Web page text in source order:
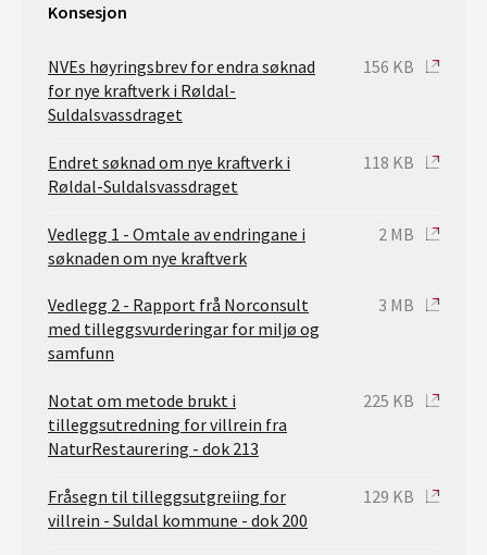
Konsesjon
NVEs høyringsbrev for endra søknad
for nye kraftverk i Røldal-
Suldalsvassdraget
156 KB
Endret søknad om nye kraftverk i
Røldal-Suldalsvassdraget
118 KB
Vedlegg 1 - Omtale av endringane i
søknaden om nye kraftverk
2 MB
Vedlegg 2 - Rapport frå Norconsult
med tilleggsvurderingar for miljø og
samfunn
3 MB
Notat om metode brukt i
tilleggsutredning for villrein fra
NaturRestaurering - dok 213
225 KB
Fråsegn til tilleggsutgreiing for
villrein - Suldal kommune - dok 200
129 KB